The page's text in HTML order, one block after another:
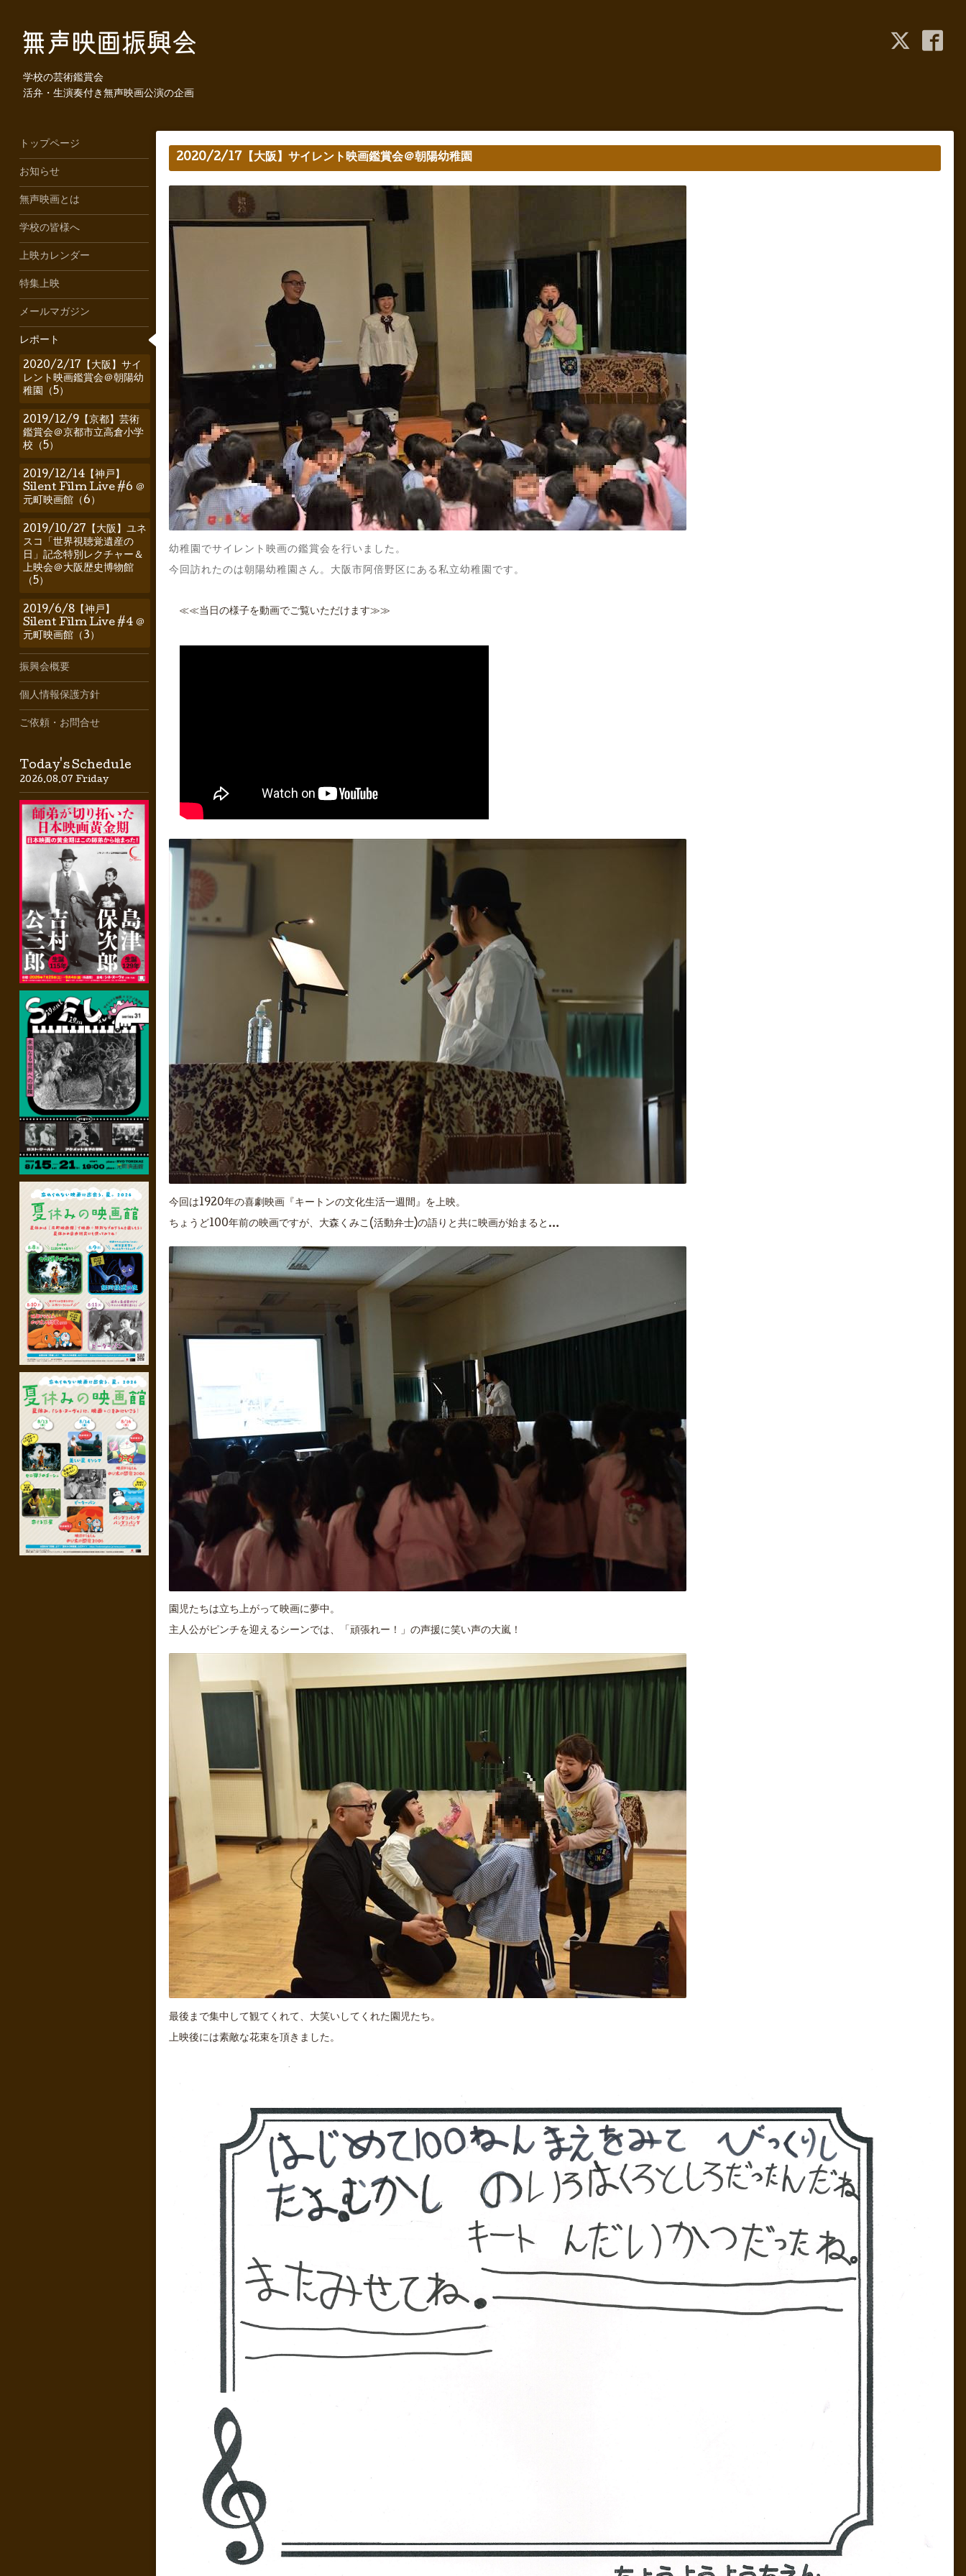
学校の芸術鑑賞会
活弁・生演奏付き無声映画公演の企画
2020/2/17【大阪】サイレント映画鑑賞会＠朝陽幼稚園
幼稚園でサイレント映画の鑑賞会を行いました。
今回訪れたのは朝陽幼稚園さん。大阪市阿倍野区にある私立幼稚園です。
≪≪当日の様子を動画でご覧いただけます≫≫
今回は1920年の喜劇映画『キートンの文化生活一週間』を上映。
ちょうど100年前の映画ですが、大森くみこ(活動弁士)の語りと共に映画が始まると…
園児たちは立ち上がって映画に夢中。
主人公がピンチを迎えるシーンでは、「頑張れー！」の声援に笑い声の大嵐！
最後まで集中して観てくれて、大笑いしてくれた園児たち。
上映後には素敵な花束を頂きました。
トップページ
お知らせ
無声映画とは
学校の皆様へ
上映カレンダー
特集上映
メールマガジン
レポート
2020/2/17【大阪】サイ
レント映画鑑賞会＠朝陽幼
稚園（5）
2019/12/9【京都】芸術
鑑賞会＠京都市立高倉小学
校（5）
2019/12/14【神戸】
Silent Film Live #6 ＠
元町映画館（6）
2019/10/27【大阪】ユネ
スコ「世界視聴覚遺産の
日」記念特別レクチャー＆
上映会＠大阪歴史博物館
（5）
2019/6/8【神戸】
Silent Film Live #4 ＠
元町映画館（3）
振興会概要
個人情報保護方針
ご依頼・お問合せ
Today's Schedule
2026.08.07 Friday